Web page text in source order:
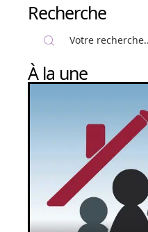
Recherche
À la une